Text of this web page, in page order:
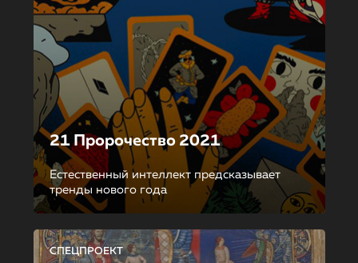
21 Пророчество 2021
Естественный интеллект предсказывает
тренды нового года
СПЕЦПРОЕКТ